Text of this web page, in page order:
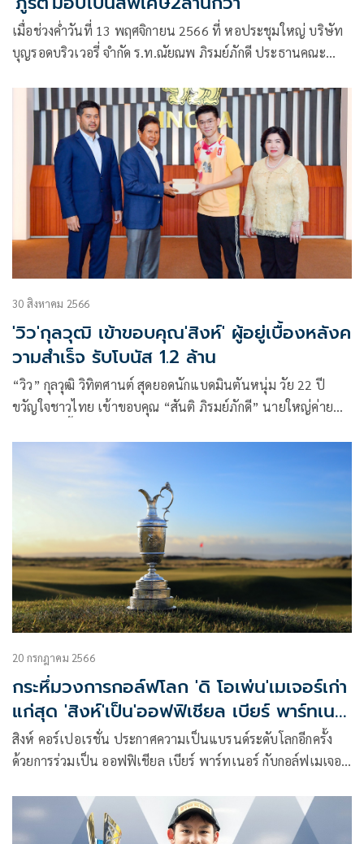
เมื่อช่วงค่ำวันที่ 13 พฤศจิกายน 2566 ที่ หอประชุมใหญ่ บริษัท
บุญรอดบริวเวอรี่ จำกัด ร.ท.ณัยณพ ภิรมย์ภักดี ประธานคณะ
เงินสนับสนุนให้แก่นักกีฬาพาราลิมปิกไทย จากผลงานยอดเยี่ยม
จากการแข่งขันกีฬา “เอเชียนพาราเกมส์” ครั้งที่ 4 ที่เมืองหาง
โจว ประเทศจีน โดยมี ดร.ก้องศักด ยอดมณี ผู้ว่าการการกีฬาแห่ง
ประเทศไทย ร่วมแสดงความยินดี
30 สิงหาคม 2566
'วิว'กุลวุฒิ เข้าขอบคุณ'สิงห์' ผู้อยู่เบื้องหลังค
วามสำเร็จ รับโบนัส 1.2 ล้าน
“วิว” กุลวุฒิ วิทิตศานต์ สุดยอดนักแบดมินตันหนุ่ม วัย 22 ปี
ขวัญใจชาวไทย เข้าขอบคุณ “สันติ ภิรมย์ภักดี” นายใหญ่ค่าย
เพื่อนำชื่อเสียงให้กับประเทศไทยและนำความสุขมาให้กับแฟน
20 กรกฎาคม 2566
กระหึ่มวงการกอล์ฟโลก 'ดิ โอเพ่น'เมเจอร์เก่า
แก่สุด 'สิงห์'เป็น'ออฟฟิเชียล เบียร์ พาร์ทเนอ
ร์'
สิงห์ คอร์เปอเรชั่น ประกาศความเป็นแบรนด์ระดับโลกอีกครั้ง
ด้วยการร่วมเป็น ออฟฟิเชียล เบียร์ พาร์ทเนอร์ กับกอล์ฟเมเจอร์
มเปียนชิพ ในฐานะออฟฟิเชียล เบียร์ อย่างเป็นทางการของ ดิ
โอเพ่น หรือ official beer of The Open ระหว่างปี 2023-2025